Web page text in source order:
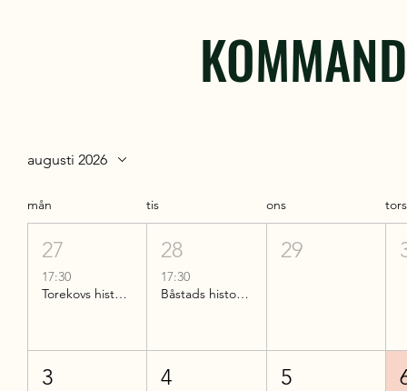
augusti 2026
mån tis ons tors
27
17:30
Torekovs historia
28
17:30
Båstads historia del 2
29
3 4 5